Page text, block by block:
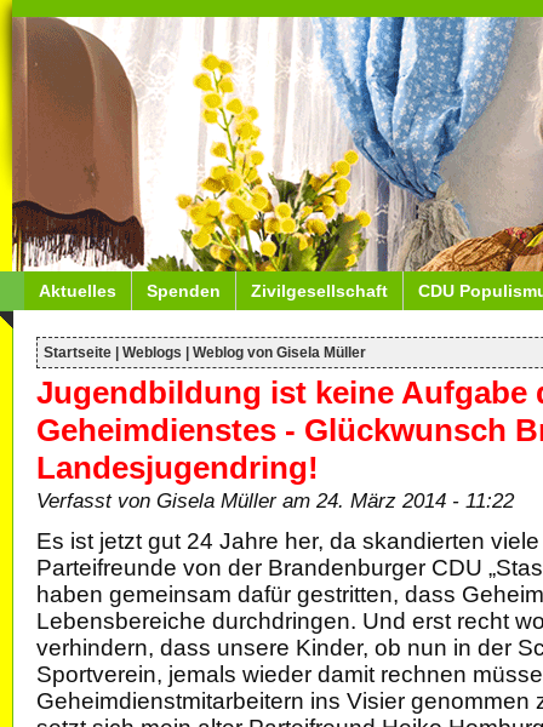
Aktuelles Spenden Zivilgesellschaft CDU
Startseite Weblogs Weblog von Gisela Müller
Jugendbildung ist keine Aufgabe
Geheimdienstes - Glückwunsch
Landesjugendring!
Verfasst von Gisela Müller am 24. März 2014 - 11:22
Es ist jetzt gut 24 Jahre her, da skandierten
Parteifreunde von der Brandenburger CDU
haben gemeinsam dafür gestritten, dass
Lebensbereiche durchdringen. Und erst recht
verhindern, dass unsere Kinder, ob nun in der
Sportverein, jemals wieder damit rechnen
Geheimdienstmitarbeitern ins Visier genommen